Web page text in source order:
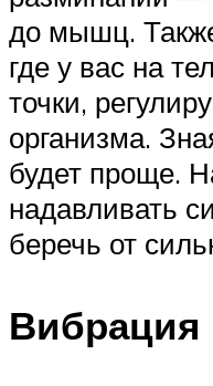
до мышц.
где у вас на
точки,
организма.
будет проще.
надавливать
беречь от
Вибрация